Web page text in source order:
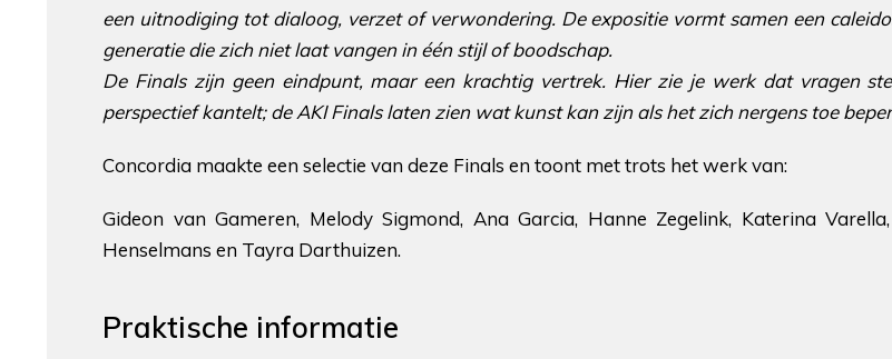
een uitnodiging tot dialoog, verzet of verwondering. De expositie vormt samen een
generatie die zich niet laat vangen in één stijl of boodschap.
De Finals zijn geen eindpunt, maar een krachtig vertrek. Hier zie je werk dat vragen
perspectief kantelt; de AKI Finals laten zien wat kunst kan zijn als het zich nergens toe
Concordia maakte een selectie van deze Finals en toont met trots het werk van:
Gideon van Gameren, Melody Sigmond, Ana Garcia, Hanne Zegelink, Katerina
Henselmans en Tayra Darthuizen.
Praktische informatie